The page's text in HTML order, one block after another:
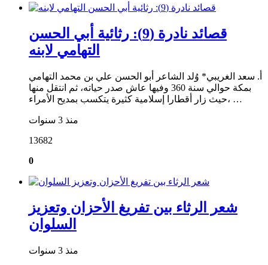
قصائد نادرة (9): رثائية أبي الحسن
التهامي لابنه
أ. سعد الغريبي* وُلد الشاعر أبو الحسن علي بن محمد التهامي
بمكة حوالي سنة 360 وفيها عاش صدر حياته، ثم انتقل منها
حيث زار أقطارا إسلامية كثيرة يتكسب بمديح الأمراء، …
منذ 3 سنوات
13682
0
شعر الرثاء بين تفريغ الأحزان وتعزيز
السلوان
منذ 3 سنوات